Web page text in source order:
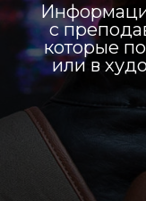
с
которые
или в